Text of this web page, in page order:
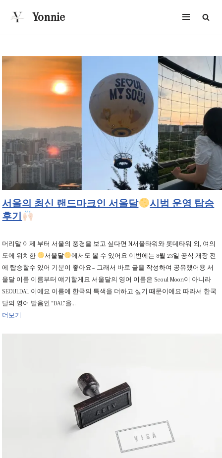
로
Yonnie
서울의 최신 랜드마크인 서울달
시범 운영 탑승
후기
머리말 이제 부터 서울의 풍경을 보고 싶다면 N서울타워와 롯데타워 외, 여의
도에 위치한
서울달
에서도 볼 수 있어요 이번에는 8월 23일 공식 개장 전
에 탑승할수 있어 기분이 좋아요~ 그래서 바로 글을 작성하여 공유했어용 서
울달 이름 이름부터 얘기할게요 서울달의 영어 이름은 Seoul Moon이 아니라
SEOULDAL 이에요 이름에 한국의 특색을 더하고 싶기 때문이에요 따라서 한국
달의 영어 발음인 “DAL”을…
더보기